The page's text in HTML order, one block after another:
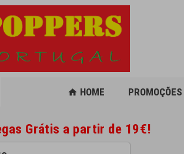
home HOME PROMOÇÕES
Grátis a partir de 19€!